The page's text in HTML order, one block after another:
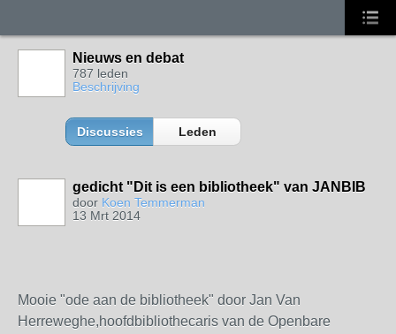
Nieuws en debat
787 leden
Beschrijving
Discussies Leden
gedicht "Dit is een bibliotheek" van JANBIB
door Koen Temmerman
13 Mrt 2014
Mooie "ode aan de bibliotheek" door Jan Van
Herreweghe,hoofdbibliothecaris van de Openbare